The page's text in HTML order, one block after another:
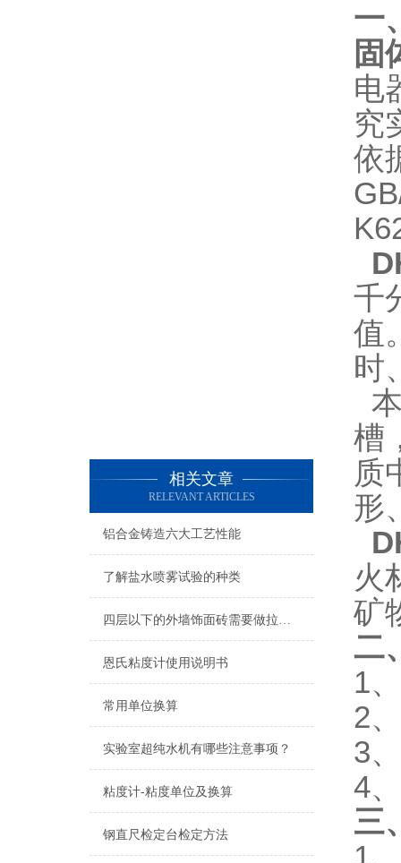
相关文章
RELEVANT ARTICLES
铝合金铸造六大工艺性能
了解盐水喷雾试验的种类
四层以下的外墙饰面砖需要做拉拔试验吗？
恩氏粘度计使用说明书
常用单位换算
实验室超纯水机有哪些注意事项？
粘度计-粘度单位及换算
钢直尺检定台检定方法
一
固
电
究
依
千
值
时
槽
质
形
火
矿
二
1
2
3
4
三